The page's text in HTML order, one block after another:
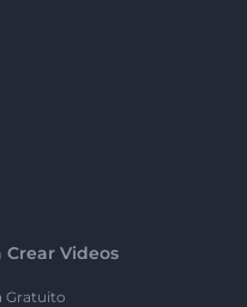
Crear Videos
Gratuito